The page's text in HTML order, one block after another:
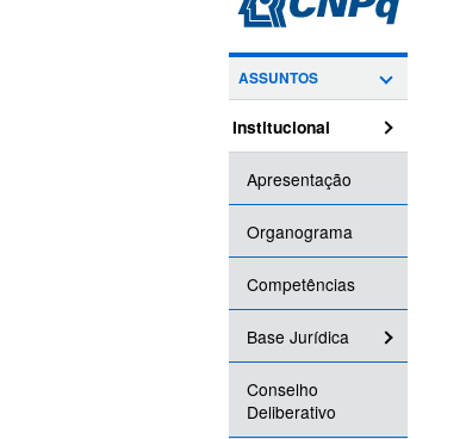
ASSUNTOS
Institucional
Apresentação
Organograma
Competências
Base Jurídica
Conselho
Deliberativo